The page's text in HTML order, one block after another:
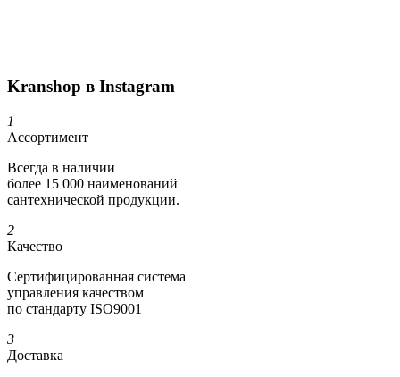
Kranshop в Instagram
1
Ассортимент
Всегда в наличии
более 15 000 наименований
сантехнической продукции.
2
Качество
Сертифициро­ванная система
управления качеством
по стандарту ISO9001
3
Доставка